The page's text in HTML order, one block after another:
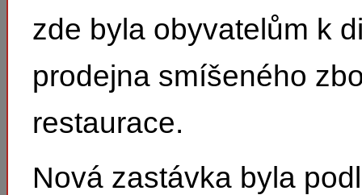
zde byla obyvatelům k
prodejna smíšeného
restaurace.
Nová zastávka byla